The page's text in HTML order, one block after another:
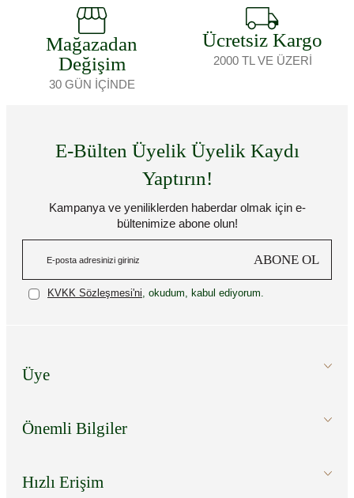
Mağazadan
Değişim
30 GÜN İÇİNDE
Ücretsiz Kargo
2000 TL VE ÜZERİ
E-Bülten Üyelik Üyelik Kaydı
Yaptırın!
Kampanya ve yeniliklerden haberdar olmak için e-
bültenimize abone olun!
ABONE OL
KVKK Sözleşmesi'ni, okudum, kabul ediyorum.
Üye
Önemli Bilgiler
Hızlı Erişim